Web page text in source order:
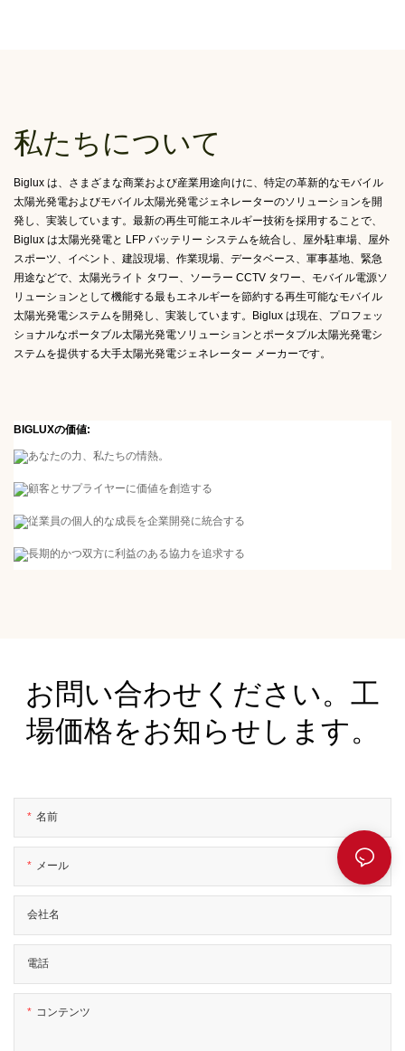
私たちについて
Biglux は、さまざまな商業および産業用途向けに、特定の革新的なモバイル
太陽光発電およびモバイル太陽光発電ジェネレーターのソリューションを開
発し、実装しています。最新の再生可能エネルギー技術を採用することで、
Biglux は太陽光発電と LFP バッテリー システムを統合し、屋外駐車場、屋外
スポーツ、イベント、建設現場、作業現場、データベース、軍事基地、緊急
用途などで、太陽光ライト タワー、ソーラー CCTV タワー、モバイル電源ソ
リューションとして機能する最もエネルギーを節約する再生可能なモバイル
太陽光発電システムを開発し、実装しています。Biglux は現在、プロフェッ
ショナルなポータブル太陽光発電ソリューションとポータブル太陽光発電シ
ステムを提供する大手太陽光発電ジェネレーター メーカーです。
BIGLUXの価値:
あなたの力、私たちの情熱。
顧客とサプライヤーに価値を創造する
従業員の個人的な成長を企業開発に統合する
長期的かつ双方に利益のある協力を追求する
お問い合わせください。工
場価格をお知らせします。
名前
メール
会社名
電話
コンテンツ